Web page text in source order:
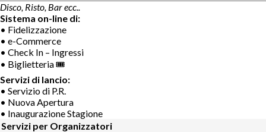
Disco, Risto, Bar ecc..
Sistema on-line di:
• Fidelizzazione
• e-Commerce
• Check In – Ingressi
• Biglietteria 🎟
Servizi di lancio:
• Servizio di P.R.
• Nuova Apertura
• Inaugurazione Stagione
Servizi per Organizzatori